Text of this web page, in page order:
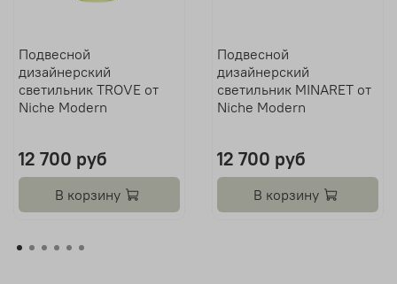
Подвесной
дизайнерский
светильник TROVE от
Niche Modern
12 700 руб
В корзину
Подвесной
дизайнерский
светильник MINARET от
Niche Modern
12 700 руб
В корзину